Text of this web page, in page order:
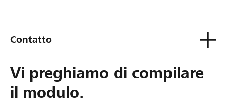
Contatto
Vi preghiamo di compilare
il modulo.